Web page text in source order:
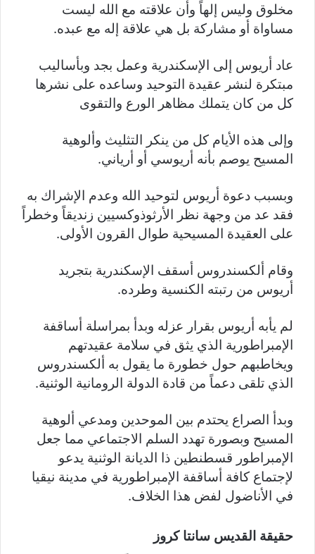
مخلوق وليس إلهاً وأن علاقته مع الله ليست
مساواة أو مشاركة بل هي علاقة إله مع عبده.
عاد أريوس إلى الإسكندرية وعمل بجد وبأساليب
مبتكرة لنشر عقيدة التوحيد وساعده على نشرها
كل من كان يتملك مظاهر الورع والتقوى
وإلى هذه الأيام كل من ينكر التثليث وألوهية
المسيح يوصم بأنه أريوسي أو أرياني.
وبسبب دعوة أريوس لتوحيد الله وعدم الإشراك به
فقد عد من وجهة نظر الأرثوذوكسيين زنديقاً وخطراً
على العقيدة المسيحية طوال القرون الأولى.
وقام ألكسندروس أسقف الإسكندرية بتجريد
أريوس من رتبته الكنسية وطرده.
لم يأبه أريوس بقرار عزله وبدأ بمراسلة أساقفة
الإمبراطورية الذي يثق في سلامة عقيدتهم
ويخاطبهم حول خطورة ما يقول به ألكسندروس
الذي تلقى دعماً من قادة الدولة الرومانية الوثنية.
وبدأ الصراع يحتدم بين الموحدين ومدعي ألوهية
المسيح وبصورة تهدد السلم الاجتماعي مما جعل
الإمبراطور قسطنطين ذا الديانة الوثنية يدعو
لإجتماع كافة أساقفة الإمبراطورية في مدينة نيقيا
في الأناضول لفض هذا الخلاف.
حقيقة القديس سانتا كروز